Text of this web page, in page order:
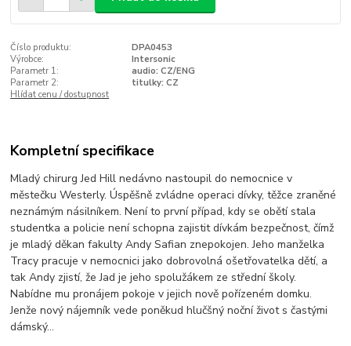
Číslo produktu:
DPA0453
Výrobce:
Intersonic
Parametr 1:
audio: CZ/ENG
Parametr 2:
titulky: CZ
Hlídat cenu / dostupnost
Kompletní specifikace
Mladý chirurg Jed Hill nedávno nastoupil do nemocnice v
městečku Westerly. Úspěšně zvládne operaci dívky, těžce zraněné
neznámým násilníkem. Není to první případ, kdy se obětí stala
studentka a policie není schopna zajistit dívkám bezpečnost, čímž
je mladý děkan fakulty Andy Safian znepokojen. Jeho manželka
Tracy pracuje v nemocnici jako dobrovolná ošetřovatelka dětí, a
tak Andy zjistí, že Jad je jeho spolužákem ze střední školy.
Nabídne mu pronájem pokoje v jejich nově pořízeném domku.
Jenže nový nájemník vede poněkud hlučšný noční život s častými
dámský…